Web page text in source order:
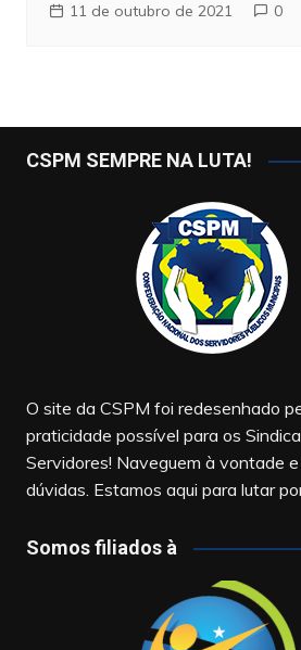
11 de outubro de 2021
0
CSPM SEMPRE NA LUTA!
O site da CSPM foi redesenhado
praticidade possível para os
Servidores! Naveguem à vontade
dúvidas. Estamos aqui para lutar
Somos filiados à